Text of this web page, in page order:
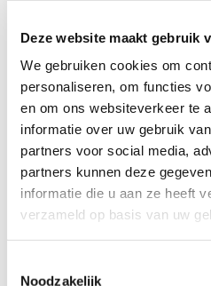
Deze website maakt gebruik
We gebruiken cookies om
personaliseren, om functies
en om ons websiteverkeer te
informatie over uw gebruik
partners voor social media,
partners kunnen deze
informatie die u aan ze heeft
verzameld op basis van uw
Noodzakelijk
ons gelegd. Daarvoor
legservice. Dat betekent
komen leggen, direct
Diegene die komt leggen
afspraken met u gemaakt
Hebt u elders een vloer
de vloer voor u. Neem